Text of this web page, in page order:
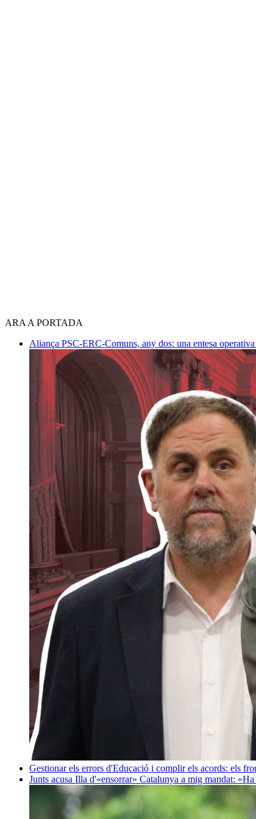
ARA A PORTADA
Aliança PSC-ERC-Comuns, any dos: una entesa
Gestionar els errors d'Educació i complir els acords: els
Junts acusa Illa d'«ensorrar» Catalunya a mig mandat: